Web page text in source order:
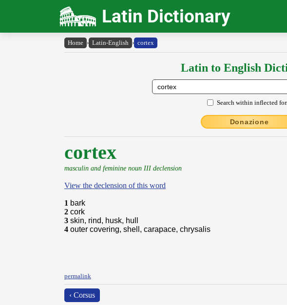
Latin Dictionary
Home › Latin-English › cortex
Latin to English
Search within inflected
Donazione
cortex
masculin and feminine noun III declension
View the declension of this word
1 bark
2 cork
3 skin, rind, husk, hull
4 outer covering, shell, carapace, chrysalis
permalink
‹ Corsus